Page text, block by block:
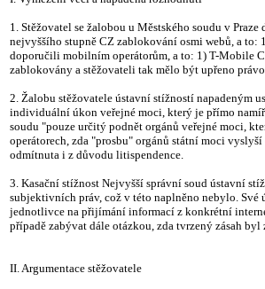
1. Stěžovatel se žalobou u Městského soudu v
nejvyššího stupně CZ zablokování osmi webů, a to:
doporučili mobilním operátorům, a to: 1) T-Mobile
zablokovány a stěžovateli tak mělo být upřeno
2. Žalobu stěžovatele ústavní stížností napadeným
individuální úkon veřejné moci, který je přímo
soudu "pouze určitý podnět orgánů veřejné moci,
operátorech, zda "prosbu" orgánů státní moci
odmítnuta i z důvodu litispendence.
3. Kasační stížnost Nejvyšší správní soud ústavní
subjektivních práv, což v této naplněno nebylo. Své
jednotlivce na přijímání informací z konkrétní
případě zabývat dále otázkou, zda tvrzený zásah
II. Argumentace stěžovatele